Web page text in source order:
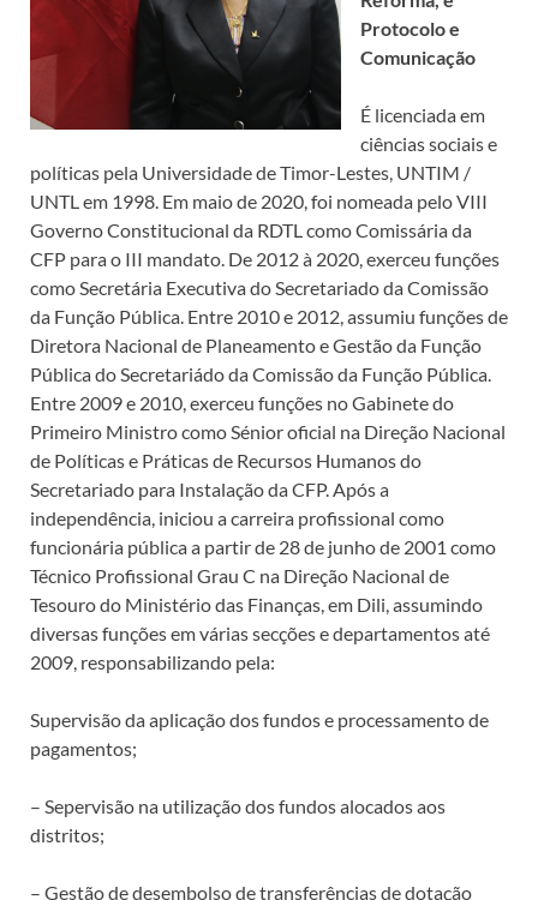
Protocolo e
Comunicação
É licenciada em
ciências sociais e
políticas pela Universidade de Timor-Lestes, UNTIM /
UNTL em 1998. Em maio de 2020, foi nomeada pelo VIII
Governo Constitucional da RDTL como Comissária da
CFP para o III mandato. De 2012 à 2020, exerceu funções
como Secretária Executiva do Secretariado da Comissão
da Função Pública. Entre 2010 e 2012, assumiu funções de
Diretora Nacional de Planeamento e Gestão da Função
Pública do Secretariádo da Comissão da Função Pública.
Entre 2009 e 2010, exerceu funções no Gabinete do
Primeiro Ministro como Sénior oficial na Direção Nacional
de Políticas e Práticas de Recursos Humanos do
Secretariado para Instalação da CFP. Após a
independência, iniciou a carreira profissional como
funcionária pública a partir de 28 de junho de 2001 como
Técnico Profissional Grau C na Direção Nacional de
Tesouro do Ministério das Finanças, em Dili, assumindo
diversas funções em várias secções e departamentos até
2009, responsabilizando pela:
Supervisão da aplicação dos fundos e processamento de
pagamentos;
– Sepervisão na utilização dos fundos alocados aos
distritos;
– Gestão de desembolso de transferências de dotação